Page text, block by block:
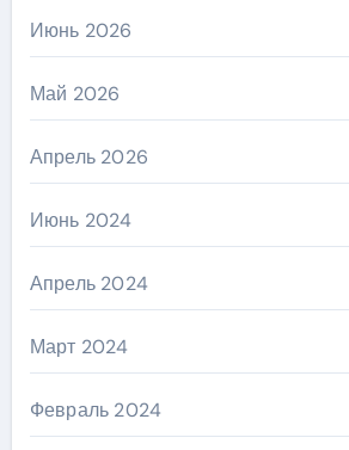
Июнь 2026
Май 2026
Апрель 2026
Июнь 2024
Апрель 2024
Март 2024
Февраль 2024